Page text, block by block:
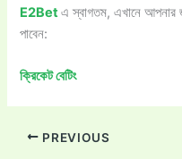
E2Betএ স্বাগতম, এখানে আপনার
পাবেন:
ক্রিকেট বেটিং
PREVIOUS